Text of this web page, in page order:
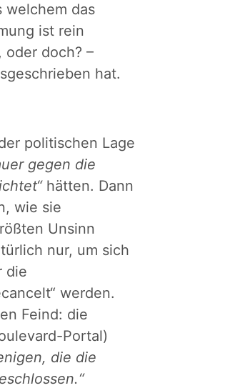
welchem das
ist rein
doch? –
hat.
politischen Lage
gegen die
hätten. Dann
wie sie
Unsinn
nur, um sich
die
werden.
Feind: die
Portal)
die die